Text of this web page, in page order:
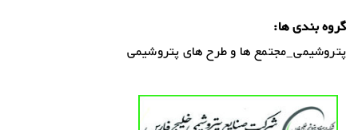
گروه بندی ها:
پتروشیمی_مجتمع ها و طرح های پتروشیمی